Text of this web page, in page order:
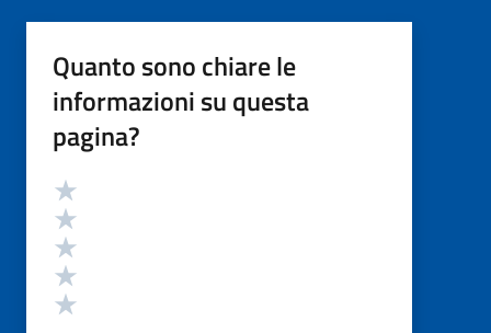
Quanto sono chiare le
informazioni su questa
pagina?
Valutazione